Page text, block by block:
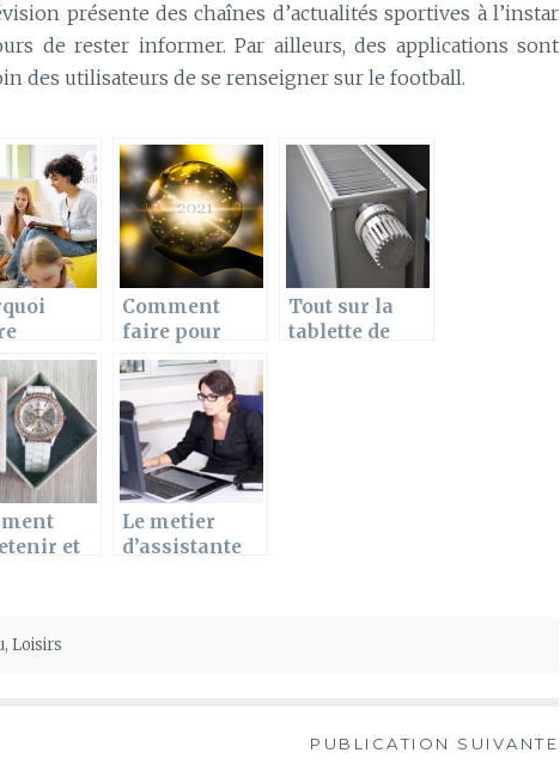
présente des chaînes d’actualités sportives à l’instar
de rester informer. Par ailleurs, des applications sont
des utilisateurs de se renseigner sur le football.
de
?
Comment
faire pour
trouver la
meilleure
voyance
gratuite
immédiate
sans email ?
Tout sur la
tablette de
et
Le metier
d’assistante
, Loisirs
PUBLICATION SUIVANTE